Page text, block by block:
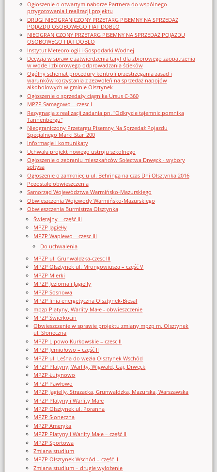
Ogłoszenie o otwartym naborze Partnera do wspólnego
przygotowania i realizacji projektu
DRUGI NIEOGRANICZONY PRZETARG PISEMNY NA SPRZEDAŻ
POJAZDU OSOBOWEGO FIAT DOBLO
NIEOGRANICZONY PRZETARG PISEMNY NA SPRZEDAŻ POJAZDU
OSOBOWEGO FIAT DOBLO
Instytut Meteorologii i Gospodarki Wodnej
Decyzja w sprawie zatwierdzenia taryf dla zbiorowego zaopatrzenia
w wodę i zbiorowego odprowadzania ścieków
Ogólny schemat procedury kontroli przestrzegania zasad i
warunków korzystania z zezwoleń na sprzedaż napojów
alkoholowych w gminie Olsztynek
Ogłoszenie o sprzedaży ciągnika Ursus C-360
MPZP Samagowo – czesc I
Rezygnacja z realizacji zadania pn. "Odkrycie tajemnic pomnika
Tannenbergu"
Nieograniczony Przetargu Pisemny Na Sprzedaż Pojazdu
Specjalnego Marki Star_200
Informacje i komunikaty
Uchwała projekt nowego ustroju szkolnego
Ogłoszenie o zebraniu mieszkańców Sołectwa Drwęck - wybory
sołtysa
Ogłoszenie o zamknięciu ul. Behringa na czas Dni Olsztynka 2016
Pozostałe obwieszczenia
Samorząd Województwa Warmińsko-Mazurskiego
Obwieszczenia Wojewody Warmińsko-Mazurskiego
Obwieszczenia Burmistrza Olsztynka
Świętajny – część III
MPZP Jagiełły
MPZP Waplewo – czesc III
Do uchwalenia
MPZP ul. Grunwaldzka-czesc III
MPZP Olsztynek ul. Mrongowiusza – część V
MPZP Mierki
MPZP Jeziorna i Jagielly
MPZP Sosnowa
MPZP linia energetyczna Olsztynek-Biesal
mpzp Platyny, Warlity Małe - obwieszczenie
MPZP Świerkocin
Obwieszczenie w sprawie projektu zmiany mpzp m. Olsztynek
ul. Słoneczna
MPZP Lipowo Kurkowskie – czesc II
MPZP Jemiołowo – część II
MPZP ul. Leśna do węzła Olsztynek Wschód
MPZP Platyny, Warlity, Wigwałd, Gaj, Drwęck
MPZP Łutynowo
MPZP Pawłowo
MPZP Jagielly, Strazacka, Grunwaldzka, Mazurska, Warszawska
MPZP Platyny i Warlity Małe
MPZP Olsztynek ul. Poranna
MPZP Słoneczna
MPZP Ameryka
MPZP Platyny i Warlity Małe – część II
MPZP Sportowa
Zmiana studium
MPZP Olsztynek Wschód – część II
Zmiana studium – drugie wyłożenie